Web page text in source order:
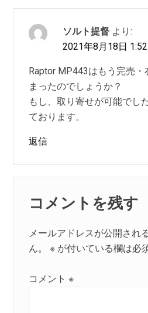
ソルト提督 より:
2021年8月18日
Raptor MP443はもう完売
まったのでしょうか？
もし、取り寄せが可能でし
ております。
返信
コメントを残す
メールアドレスが公開され
ん。
※ が付いている欄は必
コメント※